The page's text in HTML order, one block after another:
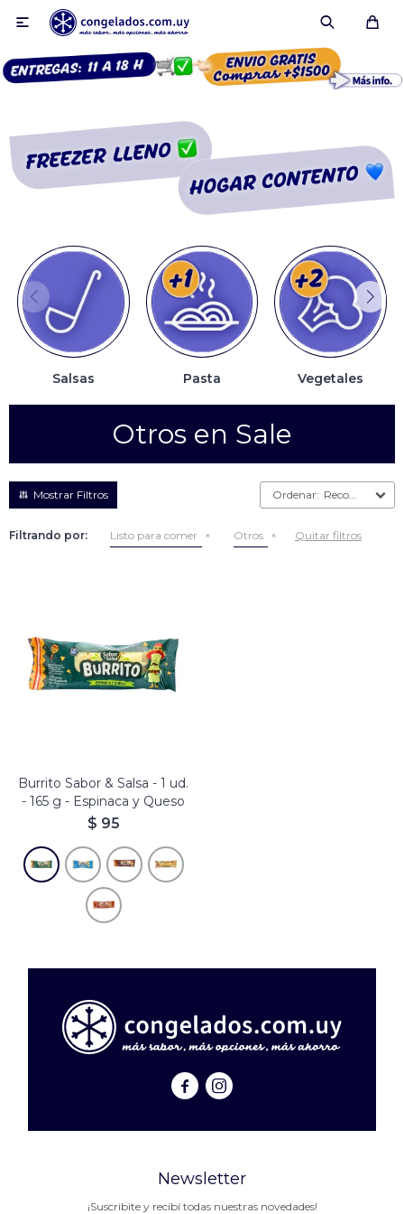

Salsas Pasta Vegetales
Otros en Sale
Recomendados
Filtrando por: Listo para comer Otros Quitar filtros
Burrito Sabor & Salsa - 1 ud.
- 165 g - Espinaca y Queso
$ 95
 
Newsletter
¡Suscribite y recibí todas nuestras novedades!
Smoothies
Fruta congelada
Pulpas
Pizzas
Otros
Arrolladitos primavera
Croquetas
Otros
Bastones
Especialidades
Ravioles
Ñoquis
Especialidades
Sin rebozar
Otros
Sin Rebozar
Otros
Helados
Tortas